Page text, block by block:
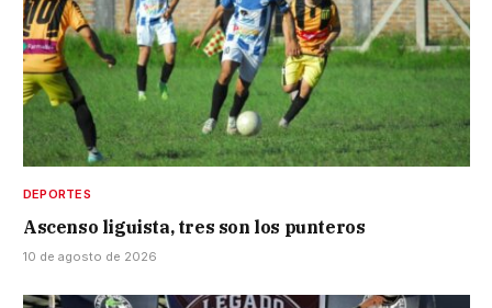
DEPORTES
Ascenso liguista, tres son los punteros
10 de agosto de 2026